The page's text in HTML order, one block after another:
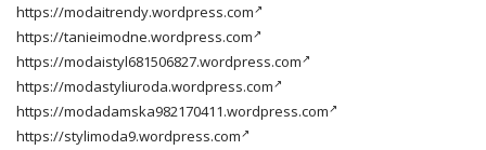
https://modaitrendy.wordpress.com
https://tanieimodne.wordpress.com
https://modaistyl681506827.wordpress.com
https://modastyliuroda.wordpress.com
https://modadamska982170411.wordpress.com
https://stylimoda9.wordpress.com